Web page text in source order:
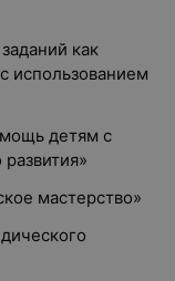
как
использованием
детям с
мастерство»